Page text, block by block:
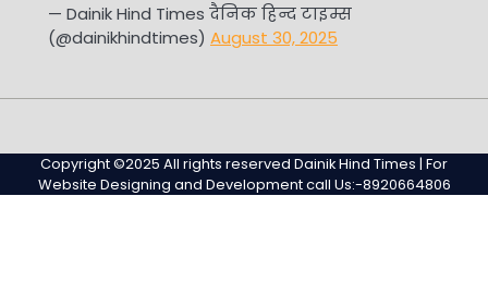
— Dainik Hind Times दैनिक हिन्द टाइम्स
(@dainikhindtimes) August 30, 2025
Page
Page
Copyright ©2025 All rights reserved Dainik Hind Times | For
Website Designing and Development call Us:-8920664806